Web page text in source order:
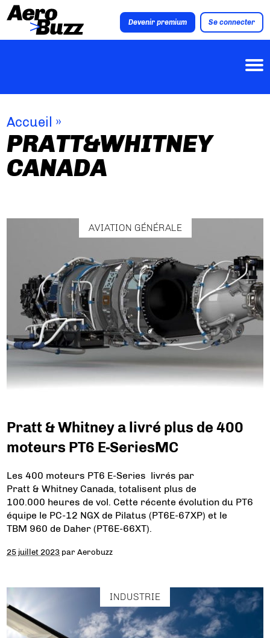
Devenir premium Se connecter
Accueil »
PRATT&WHITNEY
CANADA
AVIATION GÉNÉRALE
Pratt & Whitney a livré plus de 400
moteurs PT6 E-SeriesMC
Les 400 moteurs PT6 E-Series livrés par
Pratt & Whitney Canada, totalisent plus de
100.000 heures de vol. Cette récente évolution du PT6
équipe le PC-12 NGX de Pilatus (PT6E-67XP) et le
TBM 960 de Daher (PT6E-66XT).
25 juillet 2023 parAerobuzz
INDUSTRIE